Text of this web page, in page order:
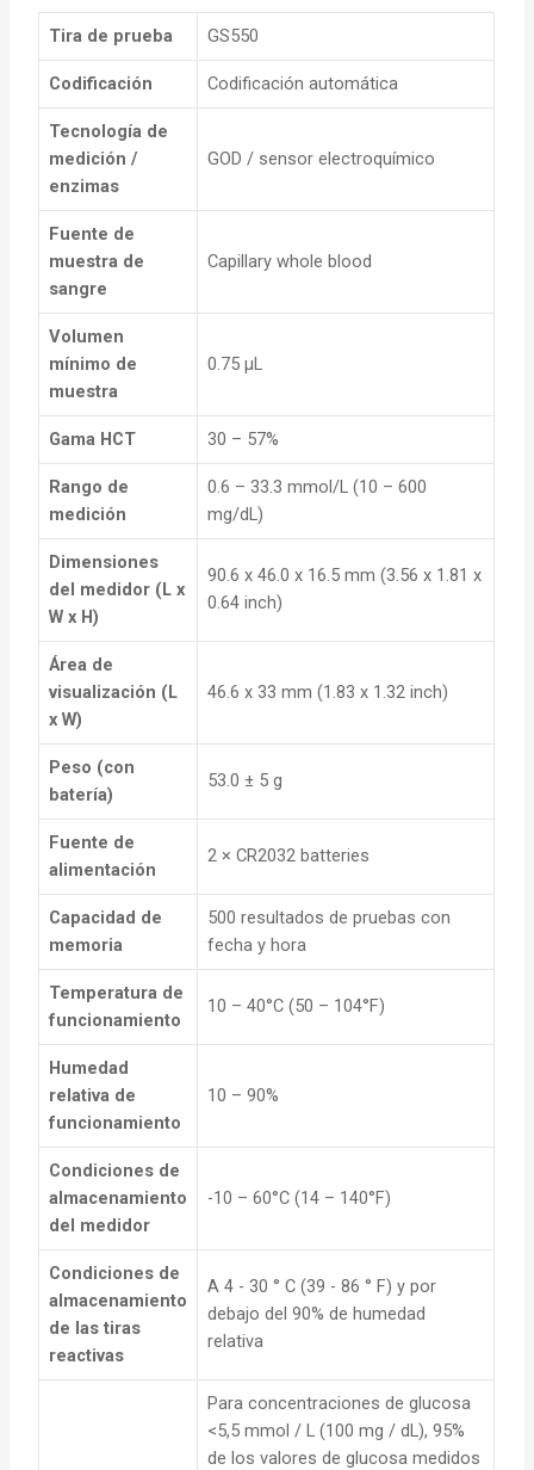
Tira de prueba GS550
Codificación Codificación automática
Tecnología de
medición /
enzimas
GOD / sensor electroquímico
Fuente de
muestra de
sangre
Capillary whole blood
Volumen
mínimo de
muestra
0.75 µL
Gama HCT 30 – 57%
Rango de
medición
0.6 – 33.3 mmol/L (10 – 600
mg/dL)
Dimensiones
del medidor (L x
W x H)
90.6 x 46.0 x 16.5 mm (3.56 x 1.81 x
0.64 inch)
Área de
visualización (L
x W)
46.6 x 33 mm (1.83 x 1.32 inch)
Peso (con
batería)
53.0 ± 5 g
Fuente de
alimentación
2 × CR2032 batteries
Capacidad de
memoria
500 resultados de pruebas con
fecha y hora
Temperatura de
funcionamiento
10 – 40°C (50 – 104°F)
Humedad
relativa de
funcionamiento
10 – 90%
Condiciones de
almacenamiento
del medidor
-10 – 60°C (14 – 140°F)
Condiciones de
almacenamiento
de las tiras
reactivas
A 4 - 30 ° C (39 - 86 ° F) y por
debajo del 90% de humedad
relativa
Para concentraciones de glucosa
<5,5 mmol / L (100 mg / dL), 95%
de los valores de glucosa medidos